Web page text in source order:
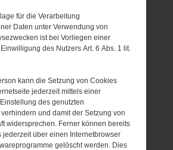
für die Verarbeitung
Daten unter Verwendung von
ist bei Vorliegen einer
des Nutzers Art. 6 Abs. 1 lit.
kann die Setzung von Cookies
jederzeit mittels einer
des genutzten
verhindern und damit der Setzung von
widersprechen. Ferner können bereits
jederzeit über einen Internetbrowser
gelöscht werden. Dies